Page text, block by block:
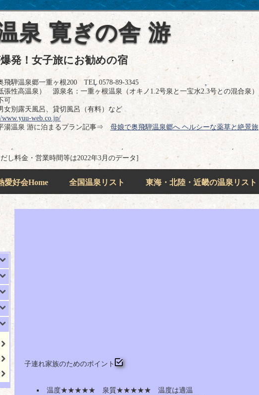
泉 寛ぎの舎 游
発！女子旅にお勧めの宿
騨温泉郷一重ヶ根200 TEL 0578-89-3345
性高温泉） 源泉名：一重ヶ根温泉（オキノ1.2号泉と一宝水2.3号との混合泉）
可
別露天風呂、貸切風呂（有料）など
www.yuu-web.co.jp/
湯温泉 游に泊まるプラン記事⇒ 母娘で奥飛騨温泉郷へ ヘルシーな薬草と絶景旅
し料金・営業時間等は2022年3月のデータ]
愛好会Home 全国温泉リスト 東海・北陸・近畿の温泉リスト
子連れ家族のためのポイント
温度★★★★★ 泉質★★★★★ 温度は適温